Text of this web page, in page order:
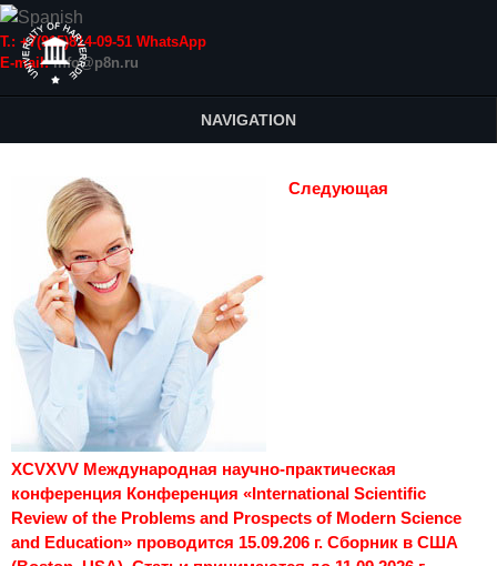
Т.: +7(915)814-09-51 WhatsApp
E-mail:info@p8n.ru
NAVIGATION
Следующая
XCVXVV Международная научно-практическая
конференция Конференция «International Scientific
Review of the Problems and Prospects of Modern Science
and Education» проводится 15.09.206 г. Сборник в США